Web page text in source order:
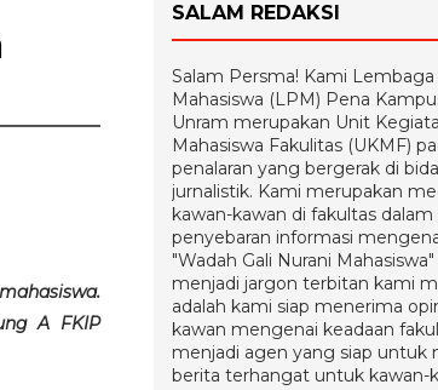
A FKIP
SALAM REDAKSI
Salam Persma! Kami Lembaga
Mahasiswa (LPM) Pena
Unram merupakan Unit
Mahasiswa Fakulitas (UKMF)
penalaran yang bergerak di
jurnalistik. Kami merupakan
kawan-kawan di fakultas dalam
penyebaran informasi
"Wadah Gali Nurani
menjadi jargon terbitan kami
adalah kami siap menerima
kawan mengenai keadaan
menjadi agen yang siap untuk
berita terhangat untuk kawan-